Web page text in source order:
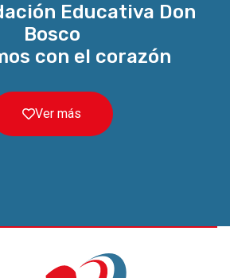
Educativa Don
Bosco
con el corazón
Ver más